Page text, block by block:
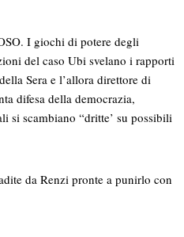
I giochi di potere degli
del caso Ubi svelano i rapporti
Sera e l’allora direttore di
difesa della democrazia,
si scambiano “dritte’ su possibili
da Renzi pronte a punirlo con